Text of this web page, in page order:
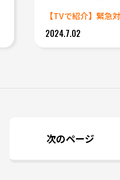
【TVで紹介】緊
2024.7.02
次のページ